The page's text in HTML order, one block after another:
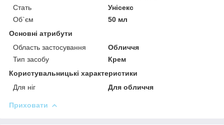
Стать
Унісекс
Об`єм
50 мл
Основні атрибути
Область застосування
Обличчя
Тип засобу
Крем
Користувальницькі характеристики
Для ніг
Для обличчя
Приховати